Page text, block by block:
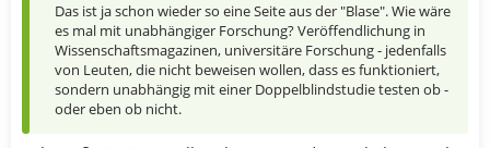
Das ist ja schon wieder so eine Seite aus der "Blase". Wie wäre
es mal mit unabhängiger Forschung? Veröffendlichung in
Wissenschaftsmagazinen, universitäre Forschung - jedenfalls
von Leuten, die nicht beweisen wollen, dass es funktioniert,
sondern unabhängig mit einer Doppelblindstudie testen ob -
oder eben ob nicht.